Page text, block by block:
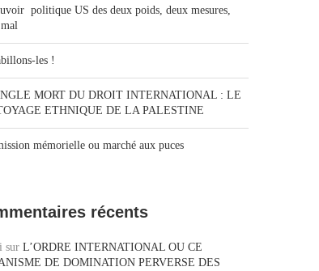
politique US des deux poids, deux mesures,
les !
MORT DU DROIT INTERNATIONAL : LE
ETHNIQUE DE LA PALESTINE
mémorielle ou marché aux puces
récents
sur L’ORDRE INTERNATIONAL OU CE
DE DOMINATION PERVERSE DES